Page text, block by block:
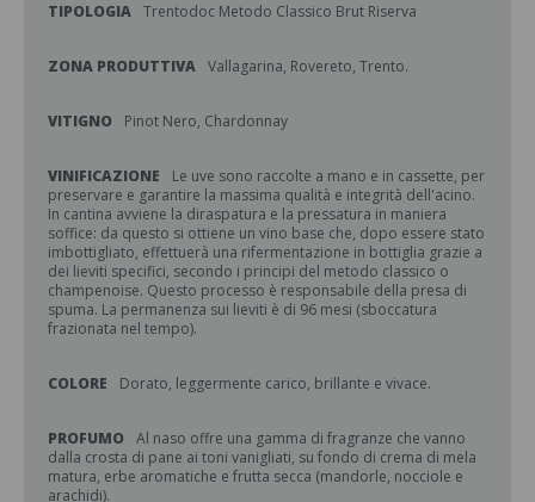
TIPOLOGIA Trentodoc Metodo Classico Brut Riserva
ZONA PRODUTTIVA Vallagarina, Rovereto, Trento.
VITIGNO Pinot Nero, Chardonnay
VINIFICAZIONE
Le uve sono raccolte a mano e in cassette, per
preservare e garantire la massima qualità e integrità dell'acino.
In cantina avviene la diraspatura e la pressatura in maniera
soffice: da questo si ottiene un vino base che, dopo essere stato
imbottigliato, effettuerà una rifermentazione in bottiglia grazie a
dei lieviti specifici, secondo i principi del metodo classico o
champenoise. Questo processo è responsabile della presa di
spuma. La permanenza sui lieviti è di 96 mesi (sboccatura
frazionata nel tempo).
COLORE Dorato, leggermente carico, brillante e vivace.
PROFUMO Al naso offre una gamma di fragranze che vanno
dalla crosta di pane ai toni vanigliati, su fondo di crema di mela
matura, erbe aromatiche e frutta secca (mandorle, nocciole e
arachidi).